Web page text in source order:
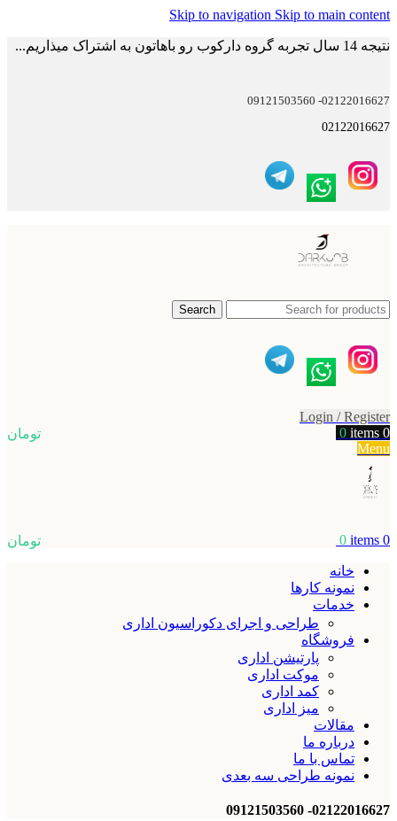
Skip to navigation Skip to main content
نتیجه 14 سال تجربه گروه دارکوب رو باهاتون به اشتراک میذاریم...
02122016627- 09121503560
02122016627
Search
Login / Register
0
items
0
تومان
Menu
0
items
0
تومان
خانه
نمونه کارها
خدمات
طراحی و اجرای دکوراسیون اداری
فروشگاه
پارتیشن اداری
موکت اداری
کمد اداری
میز اداری
مقالات
درباره ما
تماس با ما
نمونه طراحی سه بعدی
02122016627- 09121503560